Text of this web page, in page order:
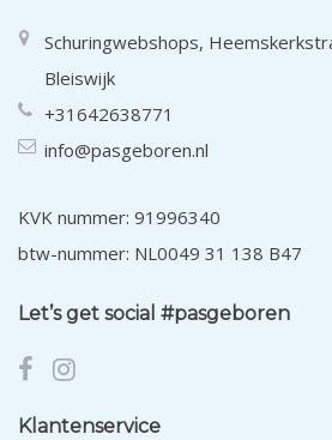
Schuringwebshops,
Bleiswijk
+31642638771
info@pasgeboren.nl
KVK nummer: 91996340
btw-nummer: NL0049 31 138 B47
Let’s get social #pasgeboren
Klantenservice